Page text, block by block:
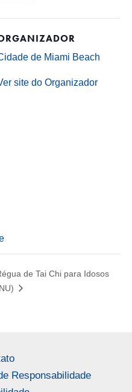
de Miami Beach
site do Organizador
de Tai Chi para Idosos
Responsabilidade